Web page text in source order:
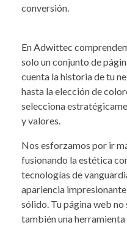
conversión.
En Adwittec
solo un conjunto de
cuenta la historia de tu
hasta la elección de
selecciona
y valores.
Nos esforzamos por ir
fusionando la estética
tecnologías de
apariencia
sólido. Tu página web no
también una